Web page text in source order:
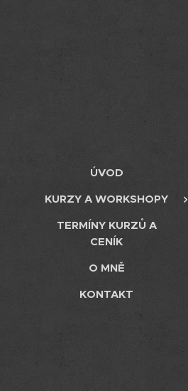
ÚVOD
KURZY A WORKSHOPY
TERMÍNY KURZŮ A
CENÍK
O MNĚ
KONTAKT